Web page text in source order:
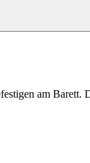
am Barett.